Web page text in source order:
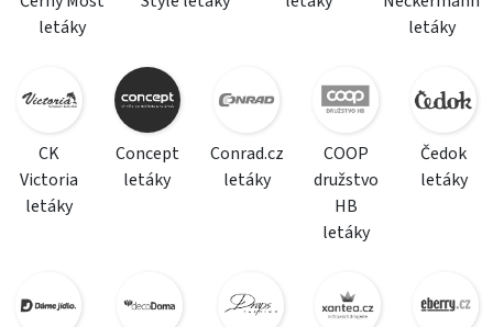
letáky
letáky
CK
Victoria
letáky
Concept
letáky
Conrad.cz
letáky
COOP
družstvo
HB
letáky
Čedok
letáky